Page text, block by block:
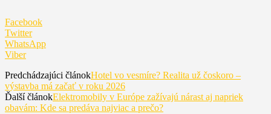
Facebook
Twitter
WhatsApp
Viber
Predchádzajúci článokHotel vo vesmíre? Realita už čoskoro –
výstavba má začať v roku 2026
Ďalší článokElektromobily v Európe zažívajú nárast aj napriek
obavám: Kde sa predáva najviac a prečo?